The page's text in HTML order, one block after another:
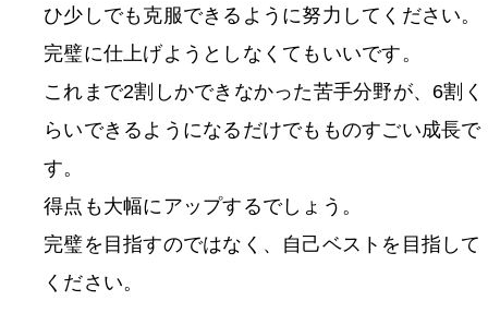
ひ少しでも克服できるように努力してください。
完璧に仕上げようとしなくてもいいです。
これまで2割しかできなかった苦手分野が、6割く
らいできるようになるだけでもものすごい成長で
す。
得点も大幅にアップするでしょう。
完璧を目指すのではなく、自己ベストを目指して
ください。